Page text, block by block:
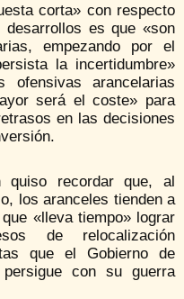
corta» con respecto
es que «son
empezando por el
la incertidumbre»
arancelarias
será el coste» para
en las decisiones
quiso recordar que, al
los aranceles tienden a
«lleva tiempo» lograr
de relocalización
que el Gobierno de
con su guerra